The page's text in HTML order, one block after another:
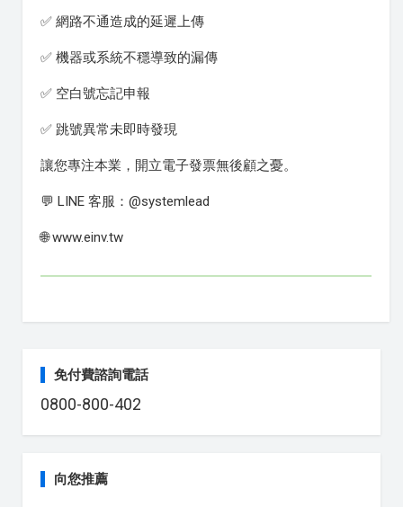
✅ 網路不通造成的延遲上傳
✅ 機器或系統不穩導致的漏傳
✅ 空白號忘記申報
✅ 跳號異常未即時發現
讓您專注本業，開立電子發票無後顧之憂。
💬 LINE 客服：@systemlead
🌐 www.einv.tw
免付費諮詢電話
0800-800-402
向您推薦